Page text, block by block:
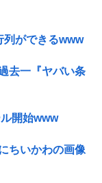
列ができるwww
去一『ヤバい条
開始www
ちいかわの画像